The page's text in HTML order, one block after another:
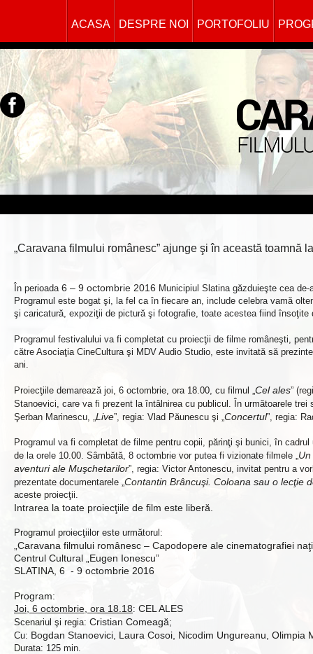
ACASA DESPRE NOI PORTOFOLIU
„Caravana filmului românesc” ajunge şi în această toamnă
În perioada 6 – 9 octombrie 2016 Municipiul Slatina găzduieşte cea
Programul este bogat şi, la fel ca în fiecare an, include celebra vamă
şi caricatură, expoziţii de pictură şi fotografie, toate acestea fiind
Programul festivalului va fi completat cu proiecţii de filme româneşti,
către Asociaţia CineCultura şi MDV Audio Studio, este invitată să
ani.
Proiecţiile demarează joi, 6 octombrie, ora 18.00, cu filmul „Cel ales”
Stanoevici, care va fi prezent la întâlnirea cu publicul. În următoarele trei
Şerban Marinescu, „Live”, regia: Vlad Păunescu şi „Concertul”, regia:
Programul va fi completat de filme pentru copii, părinţi şi bunici, în
de la orele 10.00. Sâmbătă, 8 octombrie vor putea fi vizionate filmele „
aventuri ale Muşchetarilor”, regia: Victor Antonescu, invitat pentru a
prezentate documentarele „Contantin Brâncuşi. Coloana sau o lecţie
aceste proiecţii.
Intrarea la toate proiecţiile de film este liberă.
Programul proiecţiilor este următorul:
„Caravana filmului românesc – Capodopere ale cinematografiei
Centrul Cultural „Eugen Ionescu”
SLATINA, 6 - 9 octombrie 2016
Program:
Joi, 6 octombrie, ora 18.18: CEL ALES
Scenariul şi regia: Cristian Comeagă;
Cu: Bogdan Stanoevici, Laura Cosoi, Nicodim Ungureanu, Olimpia
Durata: 125 min.